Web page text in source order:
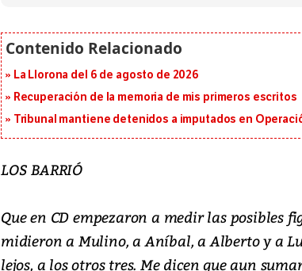
La Llorona del 6 de agosto de 2026
Recuperación de la memoria de mis primeros escritos
Tribunal mantiene detenidos a imputados en
LOS BARRIÓ
Que en CD empezaron a medir las posibles
midieron a Mulino, a Aníbal, a Alberto y a
lejos, a los otros tres. Me dicen que aun